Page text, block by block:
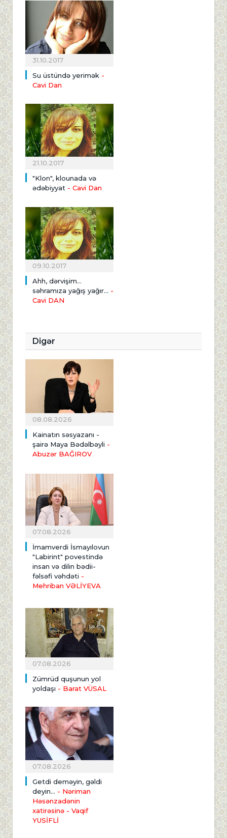
31.10.2017
Su üstündə yerimək -
Cavi Dan
21.10.2017
"Klon", klounada və
ədəbiyyat - Cavi Dan
09.10.2017
Ahh, dərvişim...
səhramıza yağış yağır... -
Cavi DAN
Digər
08.08.2026
Kainatın səsyazanı -
şairə Maya Bədəlbəyli -
Abuzər BAĞIROV
07.08.2026
İmamverdi İsmayılovun
"Labirint" povestində
insan və dilin bədii-
fəlsəfi vəhdəti -
Mehriban VƏLİYEVA
07.08.2026
Zümrüd quşunun yol
yoldaşı - Barat VÜSAL
07.08.2026
Getdi deməyin, gəldi
deyin... - Nəriman
Həsənzadənin
xatirəsinə - Vaqif
YUSİFLİ